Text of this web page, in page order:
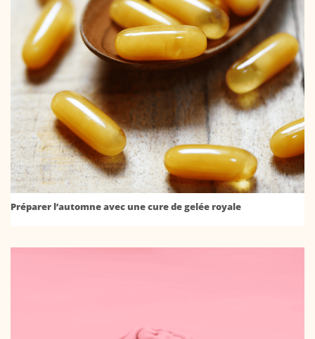
Préparer l’automne avec une cure de gelée royale